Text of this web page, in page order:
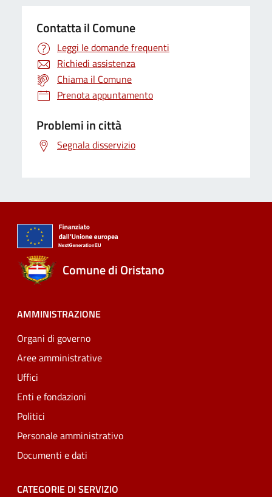
Contatta il Comune
Leggi le domande frequenti
Richiedi assistenza
Chiama il Comune
Prenota appuntamento
Problemi in città
Segnala disservizio
Comune di Oristano
AMMINISTRAZIONE
Organi di governo
Aree amministrative
Uffici
Enti e fondazioni
Politici
Personale amministrativo
Documenti e dati
CATEGORIE DI SERVIZIO